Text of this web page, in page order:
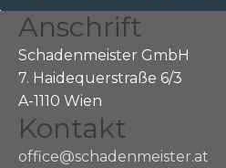
Anschrift
Schadenmeister GmbH
7. Haidequerstraße 6/3
A-1110 Wien
Kontakt
office@schadenmeister.at